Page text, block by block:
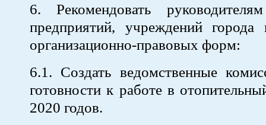
6. Рекомендовать
предприятий, учреждений города
организационно-правовых форм:
6.1. Создать ведомственные
готовности к работе в
2020 годов.